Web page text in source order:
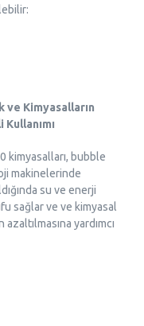
ve Kimyasalların
kimyasalları, bubble
makinelerinde
su ve enerji
sağlar ve ve kimyasal
azaltılmasına yardımcı